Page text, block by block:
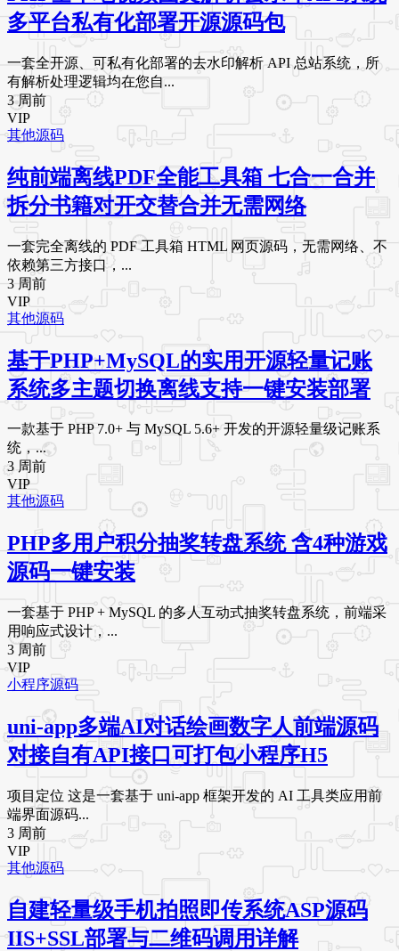
多平台私有化部署开源源码包
一套全开源、可私有化部署的去水印解析 API 总站系统，所
有解析处理逻辑均在您自...
3 周前
VIP
其他源码
纯前端离线PDF全能工具箱 七合一合并
拆分书籍对开交替合并无需网络
一套完全离线的 PDF 工具箱 HTML 网页源码，无需网络、不
依赖第三方接口，...
3 周前
VIP
其他源码
基于PHP+MySQL的实用开源轻量记账
系统多主题切换离线支持一键安装部署
一款基于 PHP 7.0+ 与 MySQL 5.6+ 开发的开源轻量级记账系
统，...
3 周前
VIP
其他源码
PHP多用户积分抽奖转盘系统 含4种游戏
源码一键安装
一套基于 PHP + MySQL 的多人互动式抽奖转盘系统，前端采
用响应式设计，...
3 周前
VIP
小程序源码
uni-app多端AI对话绘画数字人前端源码
对接自有API接口可打包小程序H5
项目定位 这是一套基于 uni-app 框架开发的 AI 工具类应用前
端界面源码...
3 周前
VIP
其他源码
自建轻量级手机拍照即传系统ASP源码
IIS+SSL部署与二维码调用详解